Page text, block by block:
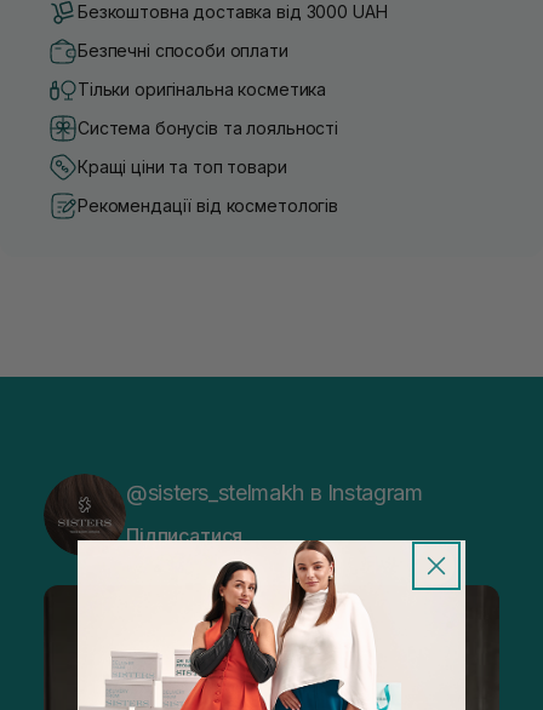
Безкоштовна доставка від 3000 UAH
Безпечні способи оплати
Тільки оригінальна косметика
Система бонусів та лояльності
Кращі ціни та топ товари
Рекомендації від косметологів
@sisters_stelmakh в Instagram
Підписатися